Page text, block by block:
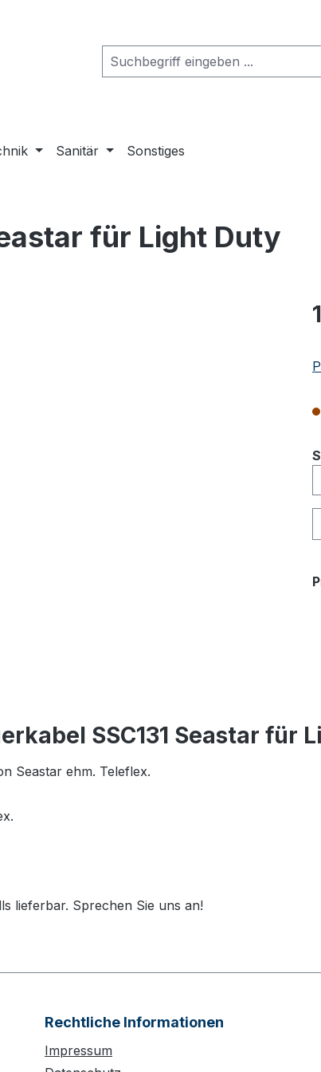
Sanitär Sonstiges
für Light Duty
SSC131 Seastar für
Seastar ehm. Teleflex.
lieferbar. Sprechen Sie uns an!
Rechtliche Informationen
Impressum